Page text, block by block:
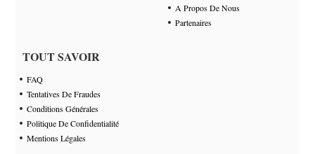
A Propos De Nous
Partenaires
TOUT SAVOIR
FAQ
Tentatives De Fraudes
Conditions Générales
Politique De Confidentialité
Mentions Légales